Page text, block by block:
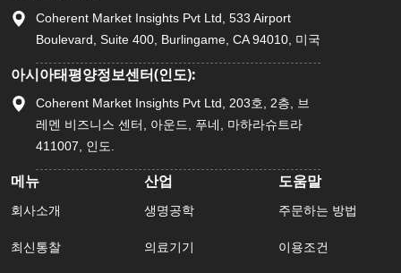
Coherent Market Insights Pvt Ltd, 533 Airport
Boulevard, Suite 400, Burlingame, CA 94010, 미국
아시아태평양정보센터(인도):
Coherent Market Insights Pvt Ltd, 203호, 2층, 브
레멘 비즈니스 센터, 아운드, 푸네, 마하라슈트라
411007, 인도.
메뉴
회사소개
최신통찰
산업
생명공학
의료기기
도움말
주문하는 방법
이용조건